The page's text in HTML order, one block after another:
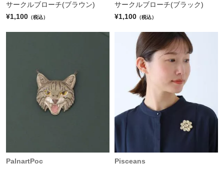
サークルブローチ(ブラウン)
¥1,100 （税込）
サークルブローチ(ブラック)
¥1,100 （税込）
PalnartPoc
Pisceans